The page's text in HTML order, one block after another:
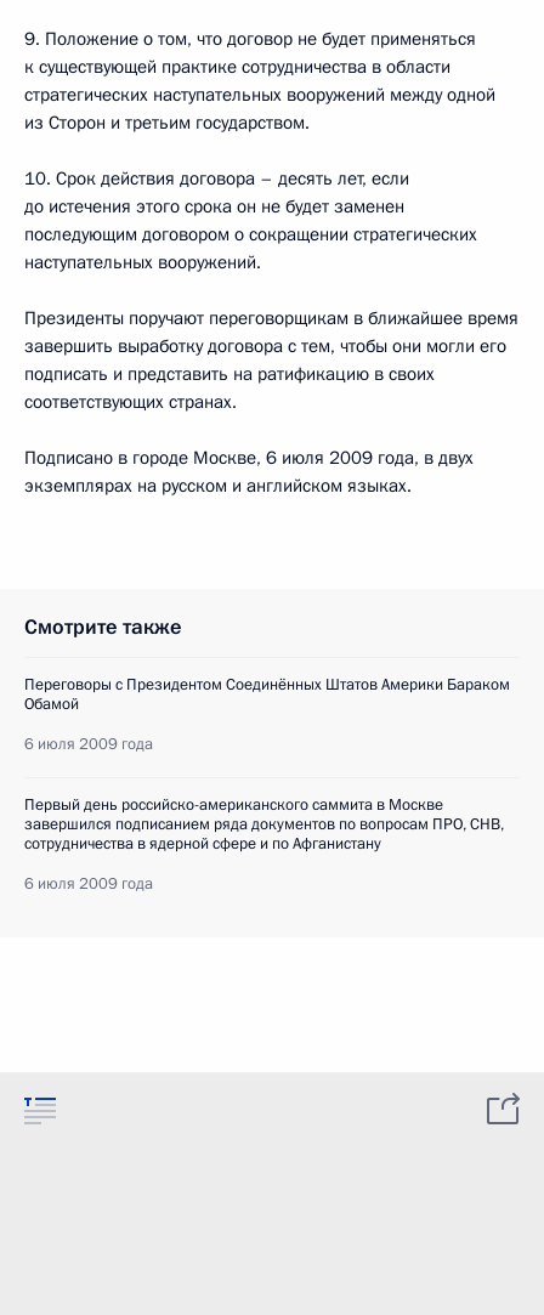
9. Положение о том, что договор не будет применяться
к существующей практике сотрудничества в области
стратегических наступательных вооружений между одной
из Сторон и третьим государством.
10. Срок действия договора – десять лет, если
до истечения этого срока он не будет заменен
последующим договором о сокращении стратегических
наступательных вооружений.
Президенты поручают переговорщикам в ближайшее время
завершить выработку договора с тем, чтобы они могли его
подписать и представить на ратификацию в своих
соответствующих странах.
Подписано в городе Москве, 6 июля 2009 года, в двух
экземплярах на русском и английском языках.
Смотрите также
Переговоры с Президентом Соединённых Штатов Америки Бараком
Обамой
6 июля 2009 года
Первый день российско-американского саммита в Москве
завершился подписанием ряда документов по вопросам ПРО, СНВ,
сотрудничества в ядерной сфере и по Афганистану
6 июля 2009 года